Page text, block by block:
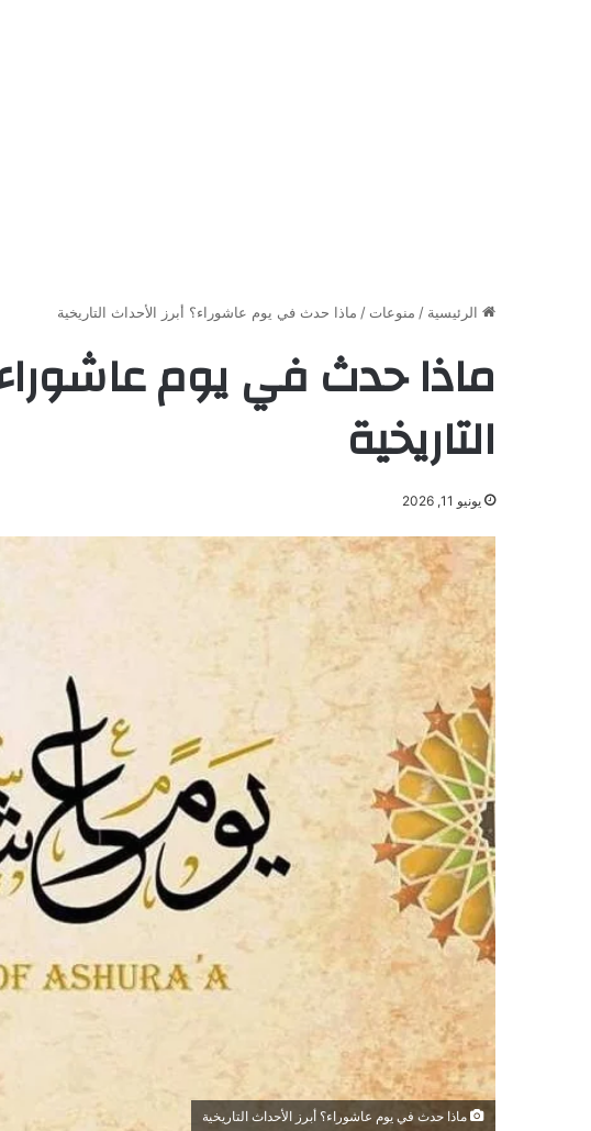
الرئيسية / منوعات / ماذا حدث في يوم عاشوراء؟ أبرز الأحداث التاريخية
ماذا حدث في يوم
التاريخية
يونيو 11, 2026
ماذا حدث في يوم عاشوراء؟ أبرز الأحداث التاريخية